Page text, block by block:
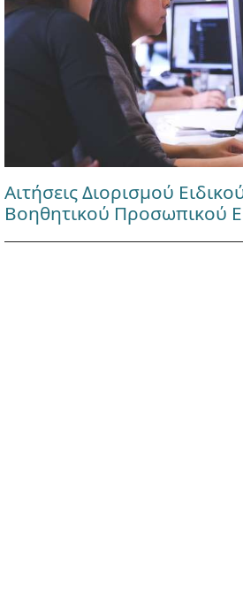
Αιτήσεις Διορισμού
Βοηθητικού Προσωπικού